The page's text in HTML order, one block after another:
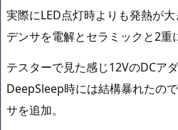
実際にLED点灯時よりも発熱が
デンサを電解とセラミックと2重
テスターで見た感じ12VのDCア
DeepSleep時には結構暴れたの
サを追加。